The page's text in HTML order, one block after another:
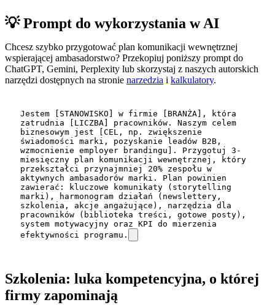
💡 Prompt do wykorzystania w AI
Chcesz szybko przygotować plan komunikacji wewnętrznej
wspierającej ambasadorstwo? Przekopiuj poniższy prompt do
ChatGPT, Gemini, Perplexity lub skorzystaj z naszych autorskich
narzędzi dostępnych na stronie narzedzia i kalkulatory.
Jestem [STANOWISKO] w firmie [BRANŻA], która
zatrudnia [LICZBA] pracowników. Naszym celem
biznesowym jest [CEL, np. zwiększenie
świadomości marki, pozyskanie leadów B2B,
wzmocnienie employer brandingu]. Przygotuj 3-
miesięczny plan komunikacji wewnętrznej, który
przekształci przynajmniej 20% zespołu w
aktywnych ambasadorów marki. Plan powinien
zawierać: kluczowe komunikaty (storytelling
marki), harmonogram działań (newslettery,
szkolenia, akcje angażujące), narzędzia dla
pracowników (biblioteka treści, gotowe posty),
system motywacyjny oraz KPI do mierzenia
efektywności programu.
Szkolenia: luka kompetencyjna, o której
firmy zapominają